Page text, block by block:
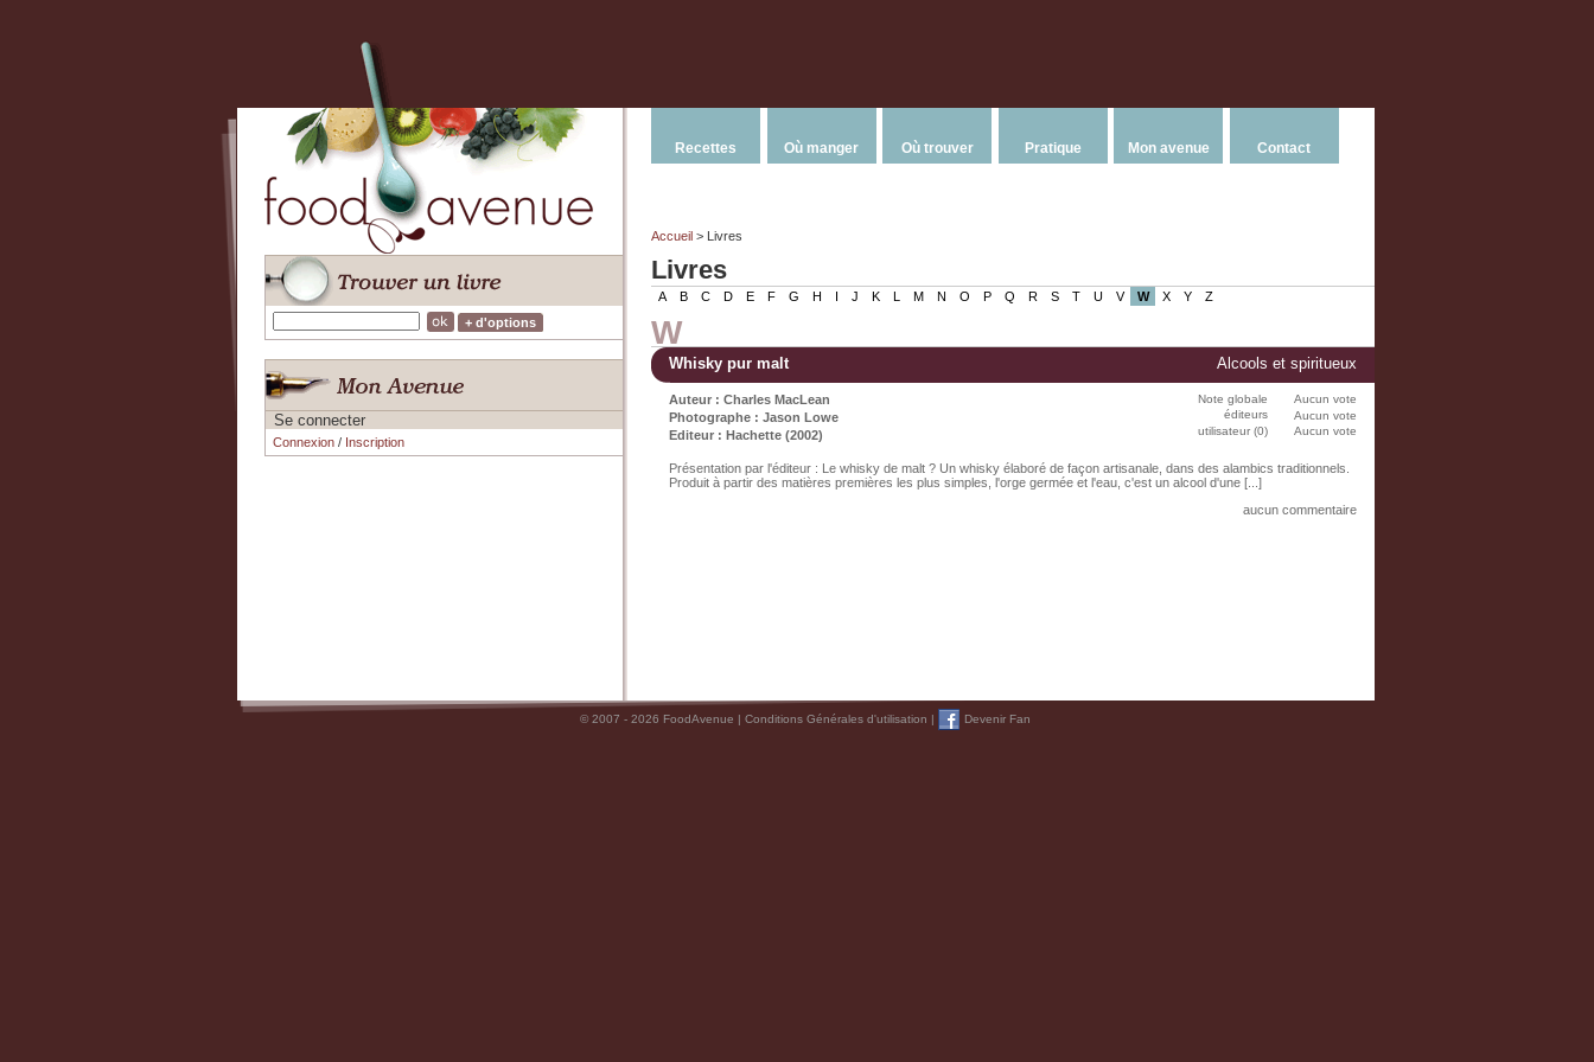
+ d'options
Se connecter
Connexion/ Inscription
Recettes Où manger Où trouver Pratique Mon avenue Contact
Accueil > Livres
Livres
A B C D E F G H I J K L M N O P Q R S T U V W X Y Z
W
Alcools et spiritueux
Whisky pur malt
Note globale
Aucun vote
éditeurs
Aucun vote
utilisateur (0)
Aucun vote
Auteur : Charles MacLean
Photographe : Jason Lowe
Editeur : Hachette (2002)
Présentation par l'éditeur : Le whisky de malt ? Un whisky élaboré de façon artisanale, dans des alambics traditionnels.
Produit à partir des matières premières les plus simples, l'orge germée et l'eau, c'est un alcool d'une [...]
aucun commentaire
© 2007 - 2026 FoodAvenue | Conditions Générales d'utilisation | Devenir Fan